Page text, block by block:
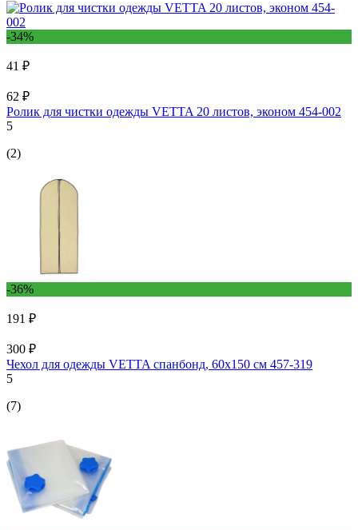
-34%
41 ₽
62 ₽
Ролик для чистки одежды VETTA 20 листов, эконом 454-002
5
(2)
-36%
191 ₽
300 ₽
Чехол для одежды VETTA спанбонд, 60x150 см 457-319
5
(7)